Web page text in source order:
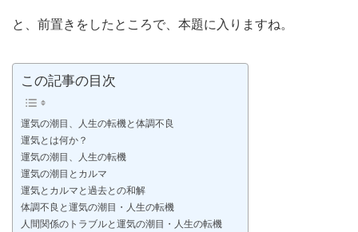
と、前置きをしたところで、本題に入りますね。
この記事の目次
運気の潮目、人生の転機と体調不良
運気とは何か？
運気の潮目、人生の転機
運気の潮目とカルマ
運気とカルマと過去との和解
体調不良と運気の潮目・人生の転機
人間関係のトラブルと運気の潮目・人生の転機